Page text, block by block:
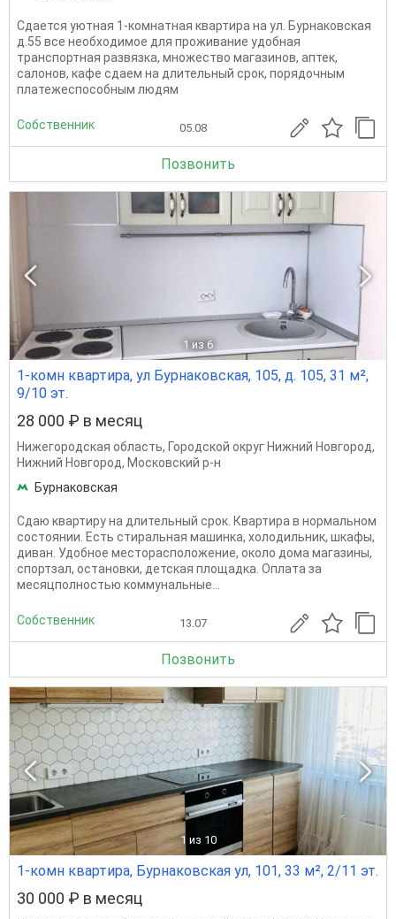
Сдается уютная 1-комнатная квартира на ул. Бурнаковская
д.55 все необходимое для проживание удобная
транспортная развязка, множество магазинов, аптек,
салонов, кафе сдаем на длительный срок, порядочным
платежеспособным людям
Собственник 05.08
Позвонить
1 из 6
1-комн квартира, ул Бурнаковская, 105, д. 105, 31 м²,
9/10 эт.
28 000 ₽ в месяц
Нижегородская область, Городской округ Нижний Новгород,
Нижний Новгород, Московский р-н
Бурнаковская
Сдаю квартиру на длительный срок. Квартира в нормальном
состоянии. Есть стиральная машинка, холодильник, шкафы,
диван. Удобное месторасположение, около дома магазины,
спортзал, остановки, детская площадка. Оплата за
месяцполностью коммунальные...
Собственник 13.07
Позвонить
1 из 10
1-комн квартира, Бурнаковская ул, 101, 33 м², 2/11 эт.
30 000 ₽ в месяц